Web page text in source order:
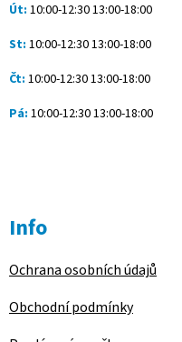
Út: 10:00-12:30 13:00-18:00
St: 10:00-12:30 13:00-18:00
Čt: 10:00-12:30 13:00-18:00
Pá: 10:00-12:30 13:00-18:00
Info
Ochrana osobních údajů
Obchodní podmínky